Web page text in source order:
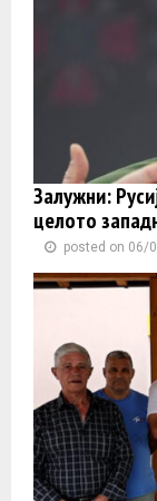
Залужни:
целото
posted on 06/